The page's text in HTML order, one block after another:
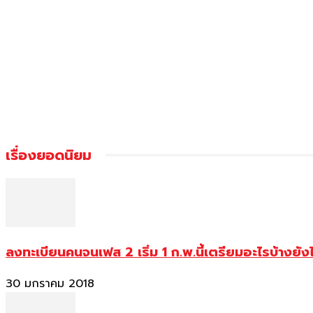
เรื่องยอดนิยม
ลงทะเบียนคนจนเฟส 2 เริ่ม 1 ก.พ.นี้เตรียมอะไรบ้างยัง
30 มกราคม 2018